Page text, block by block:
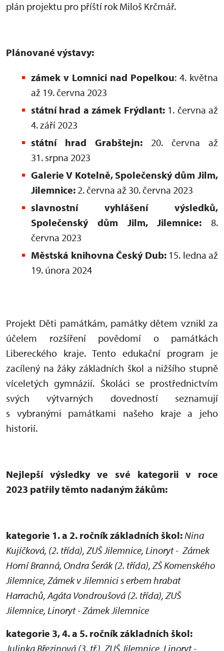
plán projektu pro příští rok Miloš Krčmář.
Plánované výstavy:
zámek v Lomnici nad Popelkou: 4. května
až 19. června 2023
státní hrad a zámek Frýdlant:1. června až
4. září 2023
státní hrad Grabštejn: 20. června až
31. srpna 2023
Galerie V Kotelně, Společenský dům Jilm,
Jilemnice: 2. června až 30. června 2023
slavnostní vyhlášení výsledků,
Společenský dům Jilm, Jilemnice: 8.
června 2023
Městská knihovna Český Dub:15. ledna až
19. února 2024
Projekt Děti památkám, památky dětem vznikl za
účelem rozšíření povědomí o památkách
Libereckého kraje. Tento edukační program je
zacílený na žáky základních škol a nižšího stupně
víceletých gymnázií. Školáci se prostřednictvím
svých výtvarných dovedností seznamují
s vybranými památkami našeho kraje a jeho
historií.
Nejlepší výsledky ve své kategorii v roce
2023 patřily těmto nadaným žákům:
kategorie 1. a 2. ročník základních škol:Nina
Kujíčková, (2. třída), ZUŠ Jilemnice, Linoryt - Zámek
Horní Branná, Ondra Šerák (2. třída), ZŠ Komenského
Jilemnice, Zámek v Jilemnici s erbem hrabat
Harrachů, Agáta Vondroušová (2. třída), ZUŠ
Jilemnice, Linoryt - Zámek Jilemnice
kategorie 3, 4. a 5. ročník základních škol:
Julinka Březinová (3. tř.), ZUŠ Jilemnice, Linoryt -